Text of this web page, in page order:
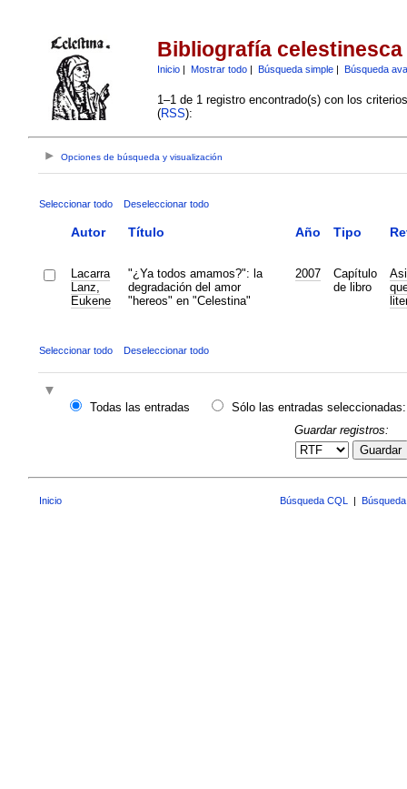
Bibliografía celestinesca
Inicio| Mostrar todo| Búsqueda simple| Búsqueda
1–1 de 1 registro encontrado(s) con los
(RSS):
Opciones de búsqueda y visualización
Seleccionar todo Deseleccionar todo
Autor Título Año Tipo
Lacarra
Lanz,
Eukene
"¿Ya todos amamos?": la
degradación del amor
"hereos" en "Celestina"
2007
Capítulo
de libro
Seleccionar todo Deseleccionar todo
Todas las entradas
Sólo las entradas seleccionadas:
Guardar registros:
Guardar
Inicio Búsqueda CQL